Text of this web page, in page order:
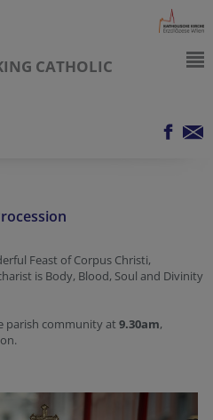
CATHOLIC
Feast of Corpus Christi,
is Body, Blood, Soul and Divinity
parish community at 9.30am,